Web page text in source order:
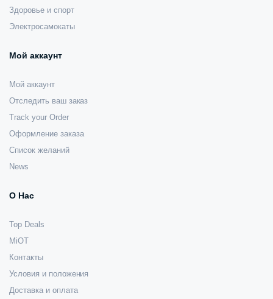
Здоровье и спорт
Электросамокаты
Мой аккаунт
Мой аккаунт
Отследить ваш заказ
Track your Order
Оформление заказа
Список желаний
News
О Нас
Top Deals
MiOT
Контакты
Условия и положения
Доставка и оплата